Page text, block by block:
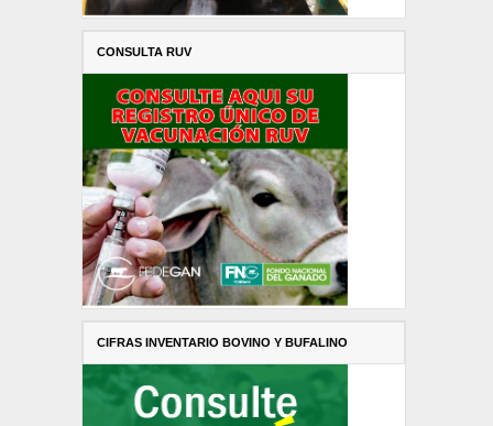
CONSULTA RUV
CIFRAS INVENTARIO BOVINO Y BUFALINO